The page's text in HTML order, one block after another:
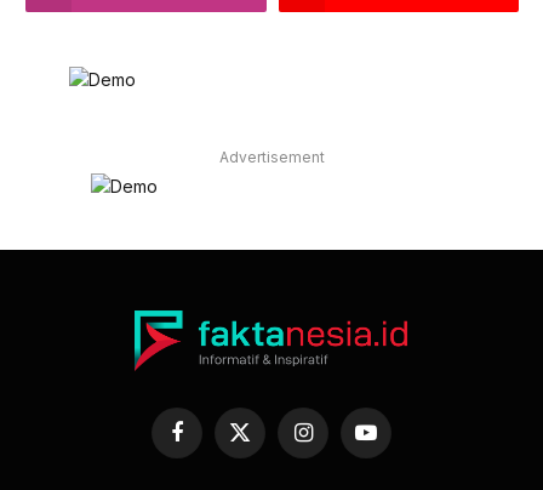
Advertisement
Facebook
X
(Twitter)
InstagramYouTube